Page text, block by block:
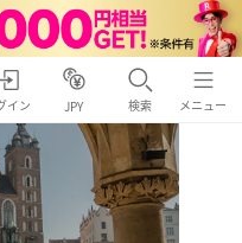
イン JPY 検索 メニュー